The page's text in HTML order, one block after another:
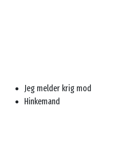
Jeg melder krig mod
Hinkemand